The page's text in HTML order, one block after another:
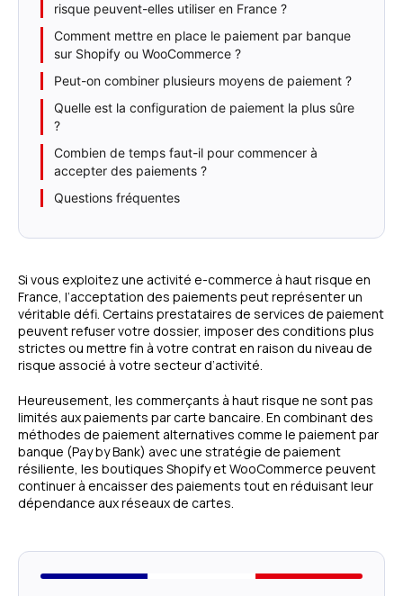
risque peuvent-elles utiliser en France ?
Comment mettre en place le paiement par banque
sur Shopify ou WooCommerce ?
Peut-on combiner plusieurs moyens de paiement ?
Quelle est la configuration de paiement la plus sûre
?
Combien de temps faut-il pour commencer à
accepter des paiements ?
Questions fréquentes
Si vous exploitez une activité e-commerce à haut risque en
France, l’acceptation des paiements peut représenter un
véritable défi. Certains prestataires de services de paiement
peuvent refuser votre dossier, imposer des conditions plus
strictes ou mettre fin à votre contrat en raison du niveau de
risque associé à votre secteur d’activité.
Heureusement, les commerçants à haut risque ne sont pas
limités aux paiements par carte bancaire. En combinant des
méthodes de paiement alternatives comme le paiement par
banque (Pay by Bank) avec une stratégie de paiement
résiliente, les boutiques Shopify et WooCommerce peuvent
continuer à encaisser des paiements tout en réduisant leur
dépendance aux réseaux de cartes.